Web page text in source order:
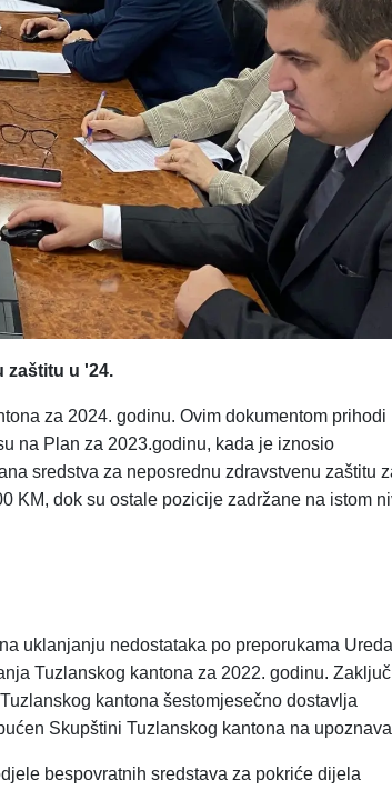
zaštitu u '24.
za 2024. godinu. Ovim dokumentom prihodi
na Plan za 2023.godinu, kada je iznosio
sredstva za neposrednu zdravstvenu zaštitu
KM, dok su ostale pozicije zadržane na istom
uklanjanju nedostataka po preporukama
Tuzlanskog kantona za 2022. godinu.
kantona šestomjesečno dostavlja
Skupštini Tuzlanskog kantona na
bespovratnih sredstava za pokriće dijela